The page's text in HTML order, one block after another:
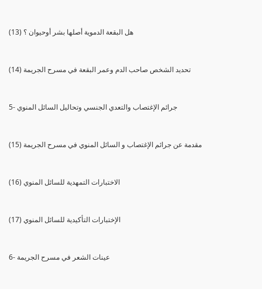
(13) هل البقعة الدموية أصلها بشر أوحيوان ؟
(14) تحديد الشخص صاحب الدم وعمر البقعة في مسرح الجريمة
5- جرائم الإغتصاب والتعدي الجنسي وتحاليل السائل المنوي
(15) مقدمة عن جرائم الإغتصاب و السائل المنوي في مسرح الجريمة
(16) الاختبارات التمهدية للسائل المنوي
(17) الإختبارات التأكيدية للسائل المنوي
6- عينات الشعر في مسرح الجريمة